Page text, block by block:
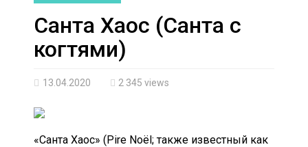
Санта Хаос (Cанта с
когтями)
13.04.2020 2 345 views
«Санта Хаос» (Pire Noël; также известный как